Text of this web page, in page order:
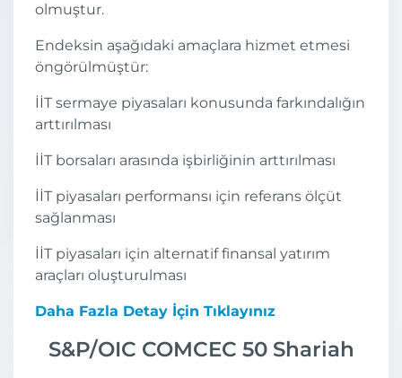
olmuştur.
Endeksin aşağıdaki amaçlara hizmet etmesi
öngörülmüştür:
İİT sermaye piyasaları konusunda farkındalığın
arttırılması
İİT borsaları arasında işbirliğinin arttırılması
İİT piyasaları performansı için referans ölçüt
sağlanması
İİT piyasaları için alternatif finansal yatırım
araçları oluşturulması
Daha Fazla Detay İçin Tıklayınız
S&P/OIC COMCEC 50 Shariah